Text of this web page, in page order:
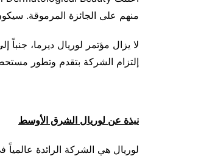
منهم على الجائزة المرموقة.
لا يزال مؤتمر لوريال ديرما،
إلتزام الشركة بتقدم وتطور
نبذة عن لوريال الشرق الأوسط
لوريال هي الشركة الرائدة